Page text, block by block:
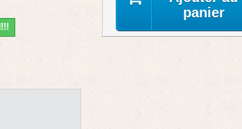
panier